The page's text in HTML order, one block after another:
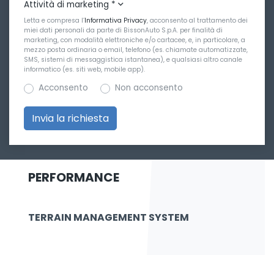
Attività di marketing *
Letta e compresa l’Informativa Privacy, acconsento al trattamento dei
miei dati personali da parte di BissonAuto S.p.A. per finalità di
marketing, con modalità elettroniche e/o cartacee, e, in particolare, a
mezzo posta ordinaria o email, telefono (es. chiamate automatizzate,
SMS, sistemi di messaggistica istantanea), e qualsiasi altro canale
informatico (es. siti web, mobile app).
Acconsento Non acconsento
PERFORMANCE
TERRAIN MANAGEMENT SYSTEM